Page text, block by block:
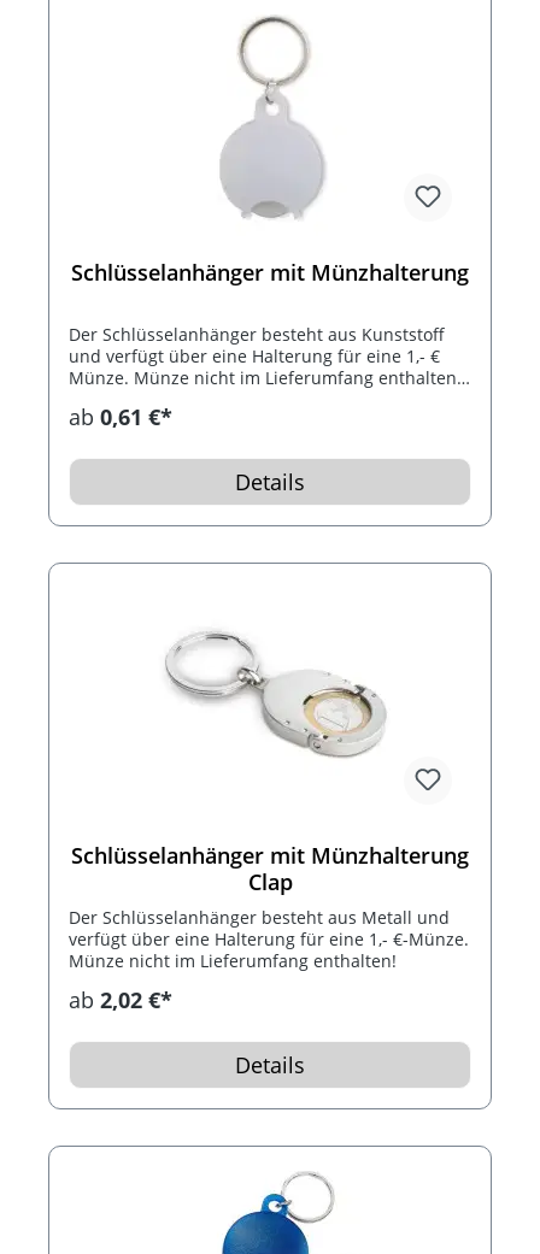
Schlüsselanhänger mit Münzhalterung
Der Schlüsselanhänger besteht aus Kunststoff
und verfügt über eine Halterung für eine 1,- €
Münze. Münze nicht im Lieferumfang enthalten!
ab 0,61 €*
Details
Schlüsselanhänger mit Münzhalterung
Clap
Der Schlüsselanhänger besteht aus Metall und
verfügt über eine Halterung für eine 1,- €-Münze.
Münze nicht im Lieferumfang enthalten!
ab 2,02 €*
Details